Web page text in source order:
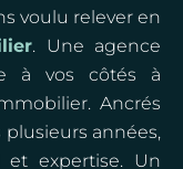
voulu relever en
. Une agence
à vos côtés à
Ancrés
années,
et expertise. Un